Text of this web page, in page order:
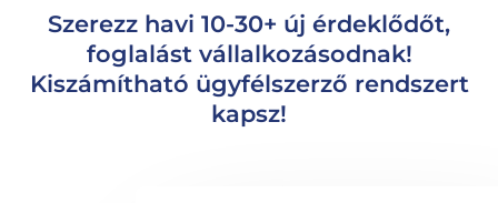
Szerezz havi 10-30+ új érdeklődőt,
foglalást vállalkozásodnak!
Kiszámítható ügyfélszerző rendszert
kapsz!